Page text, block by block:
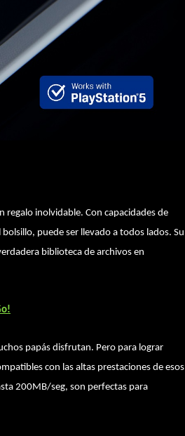
regalo inolvidable. Con capacidades de
puede ser llevado a todos lados. Su
biblioteca de archivos en
papás disfrutan. Pero para lograr
con las altas prestaciones de esos
200MB/seg, son perfectas para